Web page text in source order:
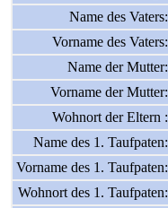
Name des Vaters:
Vorname des Vaters:
Name der Mutter:
Vorname der Mutter:
Wohnort der Eltern :
Name des 1. Taufpaten:
Vorname des 1. Taufpaten:
Wohnort des 1. Taufpaten: